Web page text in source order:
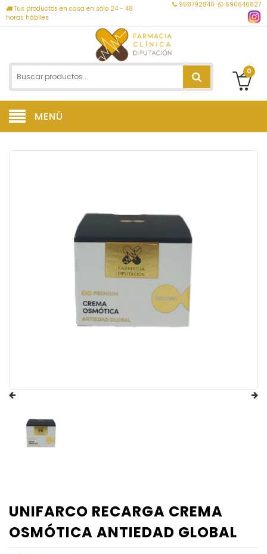
Tus productos en casa en sólo 24 - 48
horas hábiles
958792840 690646827
0
MENÚ
UNIFARCO RECARGA CREMA
OSMÓTICA ANTIEDAD GLOBAL